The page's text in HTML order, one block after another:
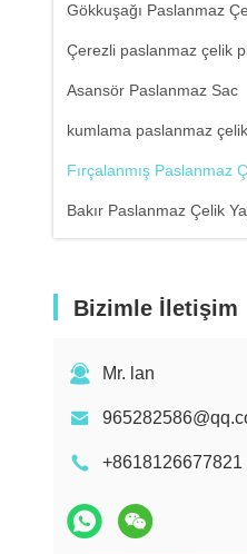
Gökkuşağı Paslanmaz
Çerezli paslanmaz çelik
Asansör Paslanmaz Sac
kumlama paslanmaz çelik
Fırçalanmış Paslanmaz
Bakır Paslanmaz Çelik
Bizimle İletişim
Mr. lan
+8618126677821